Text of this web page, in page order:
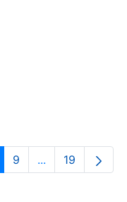
Use TAB
Página
9 ...PáginasPágina
19